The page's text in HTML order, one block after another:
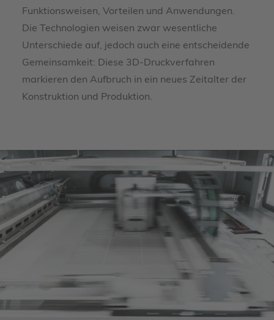
Funktionsweisen, Vorteilen und Anwendungen.
Die Technologien weisen zwar wesentliche
Unterschiede auf, jedoch auch eine entscheidende
Gemeinsamkeit: Diese 3D-Druckverfahren
markieren den Aufbruch in ein neues Zeitalter der
Konstruktion und Produktion.